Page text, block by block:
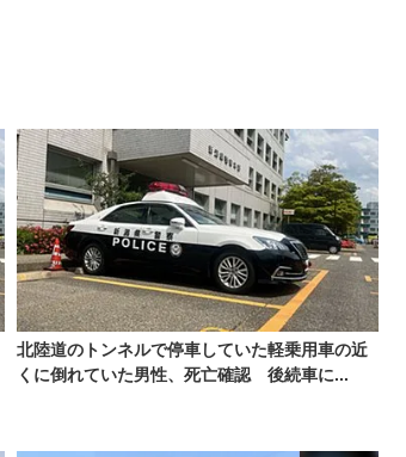
北陸道のトンネルで停車していた軽乗用車の近
くに倒れていた男性、死亡確認 後続車に...